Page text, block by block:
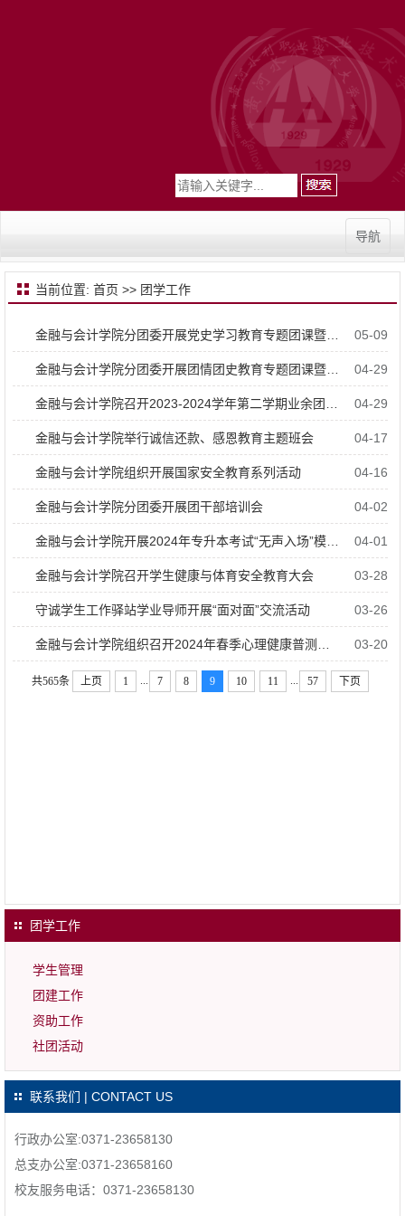
导航
当前位置: 首页 >> 团学工作
05-09
04-29
04-29
04-17
金融与会计学院举行诚信还款、感恩教育主题班会
04-16
金融与会计学院组织开展国家安全教育系列活动
04-02
金融与会计学院分团委开展团干部培训会
04-01
03-28
金融与会计学院召开学生健康与体育安全教育大会
03-26
守诚学生工作驿站学业导师开展“面对面”交流活动
03-20
共565条 上页 1 ... 7 8 9 10 11 ... 57 下页
团学工作
学生管理
团建工作
资助工作
社团活动
联系我们 | CONTACT US
行政办公室:0371-23658130
总支办公室:0371-23658160
校友服务电话：0371-23658130